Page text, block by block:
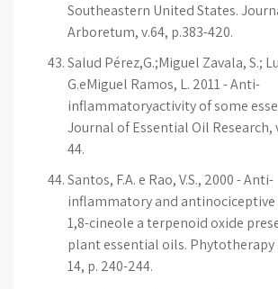
Southeastern United States.
Arboretum, v.64, p.383-420.
Salud Pérez,G.;Miguel Zavala, S.;
G.eMiguel Ramos, L. 2011 - Anti-
inflammatoryactivity of some
Journal of Essential Oil Research,
44.
Santos, F.A. e Rao, V.S., 2000 - Anti-
inflammatory and antinociceptive
1,8-cineole a terpenoid oxide
plant essential oils. Phytotherapy
14, p. 240-244.